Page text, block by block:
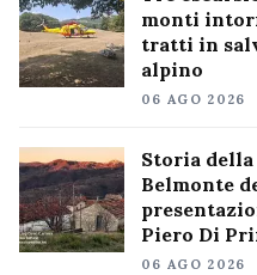
monti
tratti in
alpino
06 AGO 2026
Storia
Belmonte
Piero Di
06 AGO 2026